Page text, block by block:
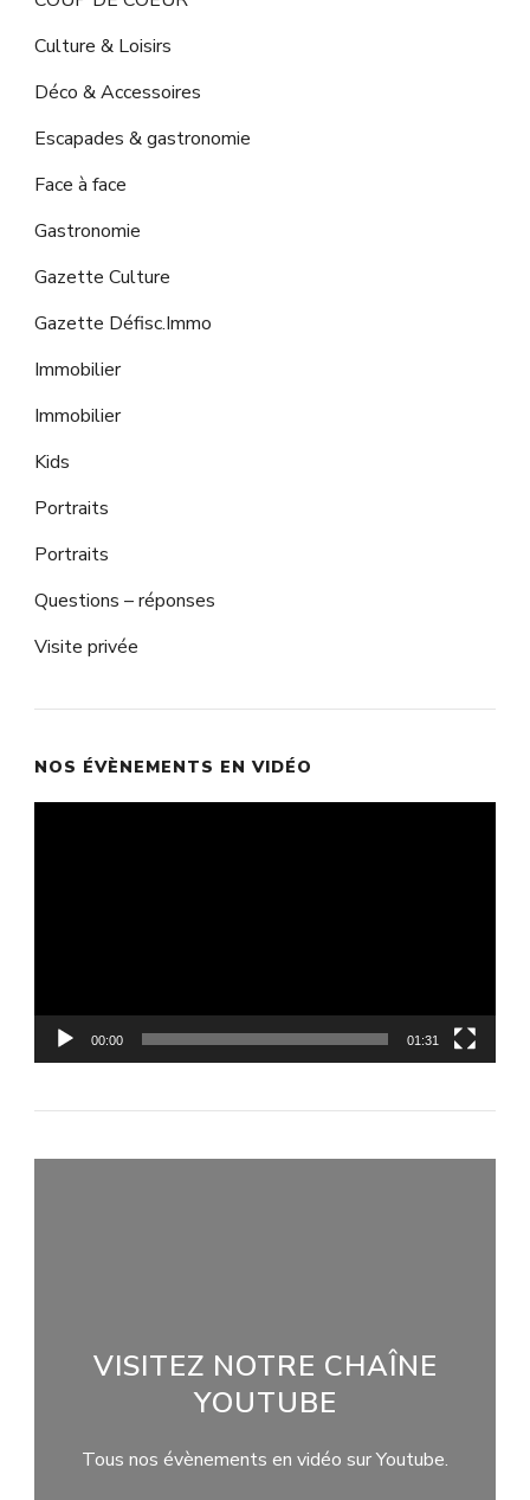
Culture & Loisirs
Déco & Accessoires
Escapades & gastronomie
Face à face
Gastronomie
Gazette Culture
Gazette Défisc.Immo
Immobilier
Immobilier
Kids
Portraits
Portraits
Questions – réponses
Visite privée
NOS ÉVÈNEMENTS EN VIDÉO
00:00 01:31
VISITEZ NOTRE CHAÎNE
YOUTUBE
Tous nos évènements en vidéo sur Youtube.